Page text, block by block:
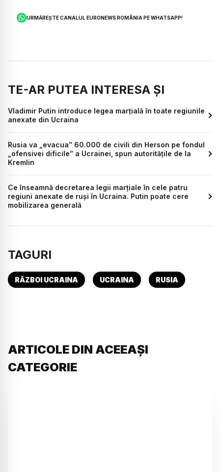
URMĂREȘTE CANALUL EURONEWS ROMÂNIA PE WHATSAPP!
TE-AR PUTEA INTERESA ȘI
Vladimir Putin introduce legea marțială în toate regiunile
anexate din Ucraina
Rusia va „evacua” 60.000 de civili din Herson pe fondul
„ofensivei dificile” a Ucrainei, spun autoritățile de la
Kremlin
Ce înseamnă decretarea legii marțiale în cele patru
regiuni anexate de ruși în Ucraina. Putin poate cere
mobilizarea generală
TAGURI
RĂZBOI UCRAINA UCRAINA RUSIA
ARTICOLE DIN ACEEAȘI
CATEGORIE